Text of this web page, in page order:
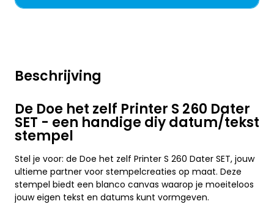
Beschrijving
De Doe het zelf Printer S 260 Dater
SET - een handige diy datum/tekst
stempel
Stel je voor: de Doe het zelf Printer S 260 Dater SET, jouw
ultieme partner voor stempelcreaties op maat. Deze
stempel biedt een blanco canvas waarop je moeiteloos
jouw eigen tekst en datums kunt vormgeven.